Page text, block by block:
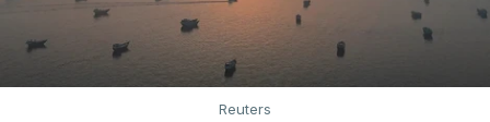
Reuters